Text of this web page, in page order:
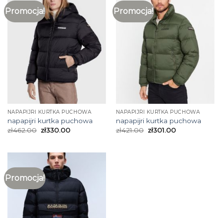
Promocja!
NAPAPIJRI KURTKA PUCHOWA
napapijri kurtka puchowa
zł462.00 zł330.00
Promocja!
NAPAPIJRI KURTKA PUCHOWA
napapijri kurtka puchowa
zł421.00 zł301.00
Promocja!